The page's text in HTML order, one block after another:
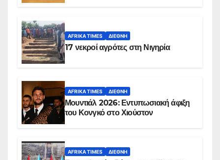
AFRIKA TIMES ΔΙΕΘΝΉ
17 νεκροί αγρότες στη Νιγηρία
AFRIKA TIMES ΔΙΕΘΝΉ
Μουντιάλ 2026: Εντυπωσιακή άφιξη
του Κονγκό στο Χιούστον
AFRIKA TIMES ΔΙΕΘΝΉ